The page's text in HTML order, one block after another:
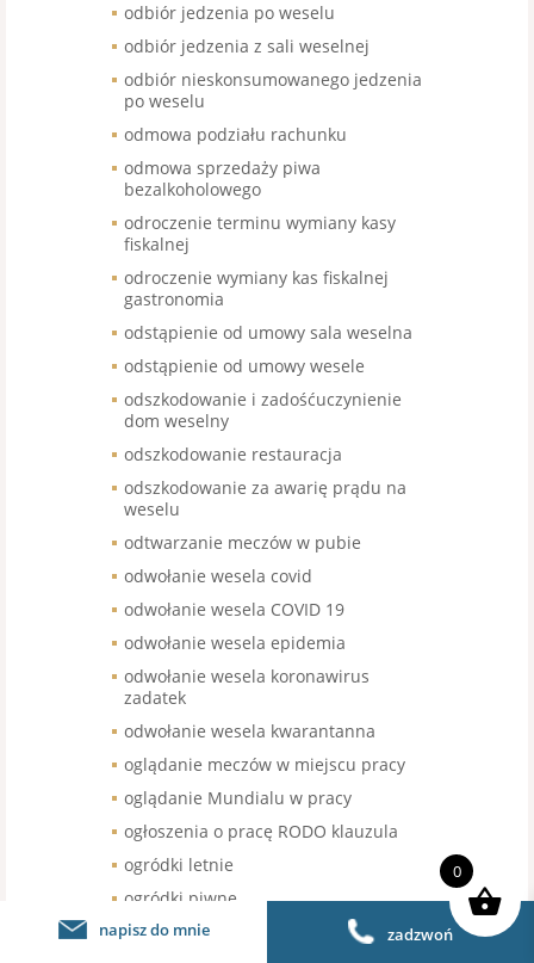
odbiór jedzenia po weselu
odbiór jedzenia z sali weselnej
odbiór nieskonsumowanego jedzenia
po weselu
odmowa podziału rachunku
odmowa sprzedaży piwa
bezalkoholowego
odroczenie terminu wymiany kasy
fiskalnej
odroczenie wymiany kas fiskalnej
gastronomia
odstąpienie od umowy sala weselna
odstąpienie od umowy wesele
odszkodowanie i zadośćuczynienie
dom weselny
odszkodowanie restauracja
odszkodowanie za awarię prądu na
weselu
odtwarzanie meczów w pubie
odwołanie wesela covid
odwołanie wesela COVID 19
odwołanie wesela epidemia
odwołanie wesela koronawirus
zadatek
odwołanie wesela kwarantanna
oglądanie meczów w miejscu pracy
oglądanie Mundialu w pracy
ogłoszenia o pracę RODO klauzula
ogródki letnie
ogródki piwne
ogródki restauracyjne
napisz do mnie zadzwoń
0